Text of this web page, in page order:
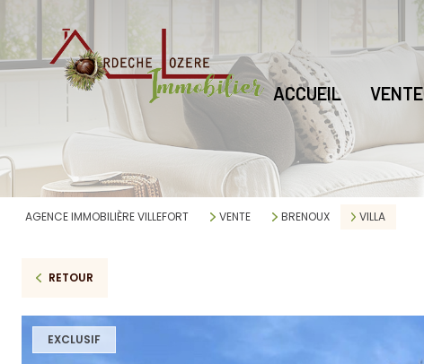
ACCUEIL VENTE
AGENCE IMMOBILIÈRE VILLEFORT VENTE BRENOUX VILLA
RETOUR
EXCLUSIF